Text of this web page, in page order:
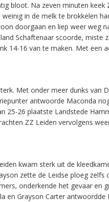
bloot. Na zeven minuten
in de melk te brokkelen
doorgaan en liep weer weg
Schaftenaar scoorde, miste
14-16 van te maken. Met een
Met onder meer dunks van
antwoorde Maconda
25-26 plaatste Landstede
ZZ Leiden vervolgens
kwam sterk uit de
zette de Leidse ploeg
onderkende het gevaar
en Grayson Carter